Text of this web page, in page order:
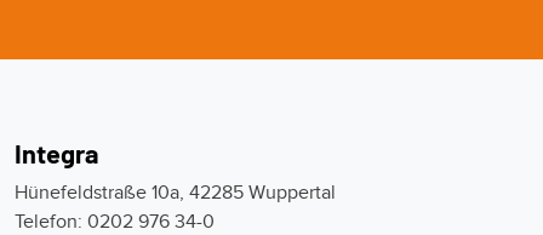
Integra
Hünefeldstraße 10a, 42285 Wuppertal
Telefon: 0202 976 34-0